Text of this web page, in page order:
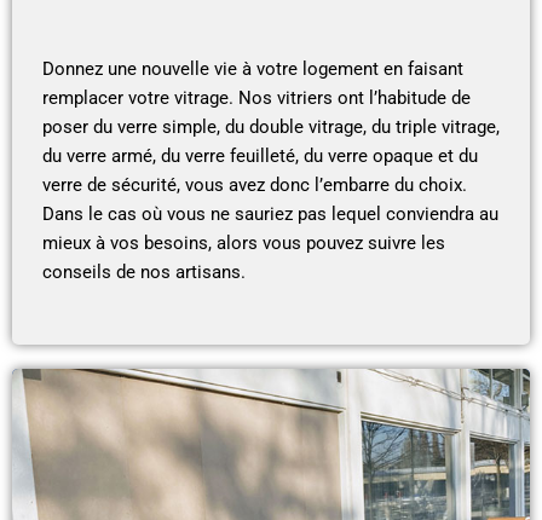
Donnez une nouvelle vie à votre logement en faisant
remplacer votre vitrage. Nos vitriers ont l’habitude de
poser du verre simple, du double vitrage, du triple vitrage,
du verre armé, du verre feuilleté, du verre opaque et du
verre de sécurité, vous avez donc l’embarre du choix.
Dans le cas où vous ne sauriez pas lequel conviendra au
mieux à vos besoins, alors vous pouvez suivre les
conseils de nos artisans.